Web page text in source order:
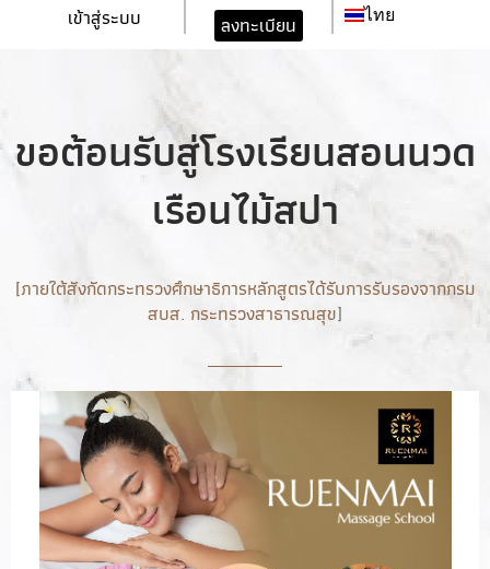
เข้าสู่ระบบ ลงทะเบียน ไทย
ขอต้อนรับสู่โรงเรียนสอนนวด
เรือนไม้สปา
[ภายใต้สังกัดกระทรวงศึกษาธิการหลักสูตรได้รับการรับรองจากกรม
สบส. กระทรวงสาธารณสุข]